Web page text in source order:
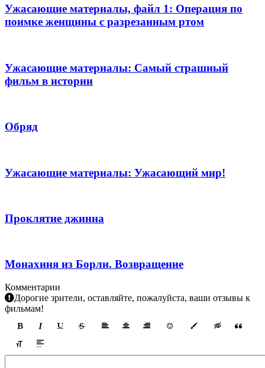
Ужасающие материалы, файл 1: Операция по
поимке женщины с разрезанным ртом
Ужасающие материалы: Самый страшный
фильм в истории
Обряд
Ужасающие материалы: Ужасающий мир!
Проклятие джинна
Монахиня из Борли. Возвращение
Комментарии
Дорогие зрители, оставляйте, пожалуйста, ваши отзывы к
фильмам!